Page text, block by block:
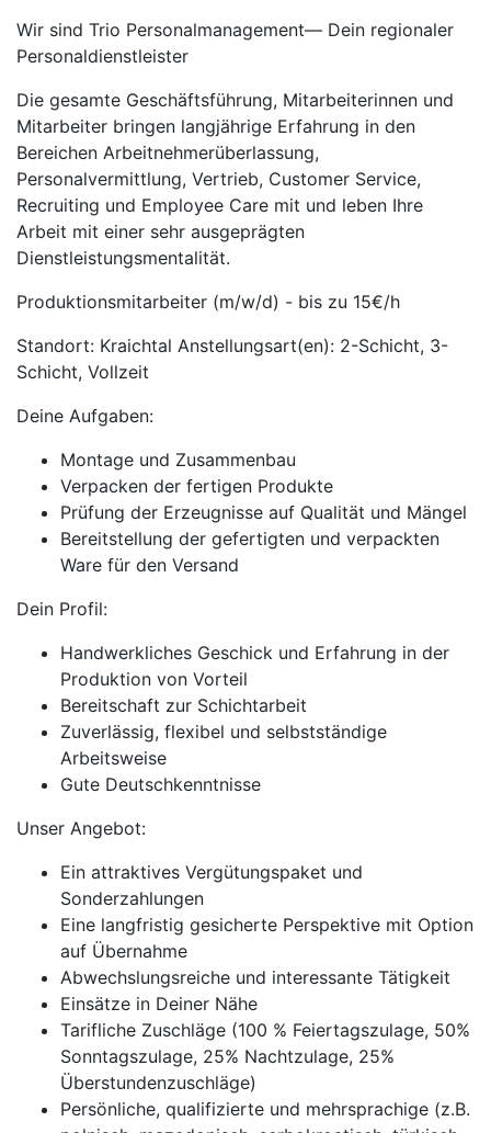
Wir sind Trio Personalmanagement— Dein regionaler
Personaldienstleister
Die gesamte Geschäftsführung, Mitarbeiterinnen und
Mitarbeiter bringen langjährige Erfahrung in den
Bereichen Arbeitnehmerüberlassung,
Personalvermittlung, Vertrieb, Customer Service,
Recruiting und Employee Care mit und leben Ihre
Arbeit mit einer sehr ausgeprägten
Dienstleistungsmentalität.
Produktionsmitarbeiter (m/w/d) - bis zu 15€/h
Standort: Kraichtal Anstellungsart(en): 2-Schicht, 3-
Schicht, Vollzeit
Deine Aufgaben:
Montage und Zusammenbau
Verpacken der fertigen Produkte
Prüfung der Erzeugnisse auf Qualität und Mängel
Bereitstellung der gefertigten und verpackten
Ware für den Versand
Dein Profil:
Handwerkliches Geschick und Erfahrung in der
Produktion von Vorteil
Bereitschaft zur Schichtarbeit
Zuverlässig, flexibel und selbstständige
Arbeitsweise
Gute Deutschkenntnisse
Unser Angebot:
Ein attraktives Vergütungspaket und
Sonderzahlungen
Eine langfristig gesicherte Perspektive mit Option
auf Übernahme
Abwechslungsreiche und interessante Tätigkeit
Einsätze in Deiner Nähe
Tarifliche Zuschläge (100 % Feiertagszulage, 50%
Sonntagszulage, 25% Nachtzulage, 25%
Überstundenzuschläge)
Persönliche, qualifizierte und mehrsprachige (z.B.